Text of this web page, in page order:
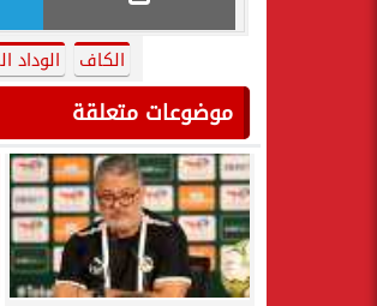
الكاف الوداد
موضوعات متعلقة